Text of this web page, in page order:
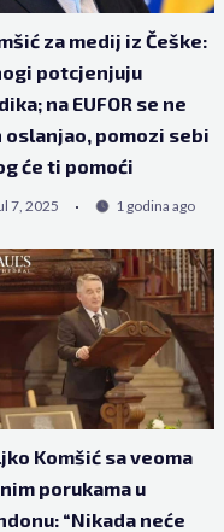
za medij iz Češke:
potcjenjuju
na EUFOR se ne
oslanjao, pomozi sebi
će ti pomoći
7, 2025 1 godina ago
Komšić sa veoma
porukama u
“Nikada neće